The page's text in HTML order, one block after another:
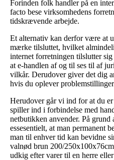
Forinden folk handler på en
facto bese virksomhedens
tidskrævende arbejde.
Et alternativ kan derfor være at
mærke tilsluttet, hvilket
internet forretningen tilslutter
at e-handlen af og til ses til af
vilkår. Derudover giver det dig
hvis du oplever
Herudover går vi ind for at du
spiller ind i forbindelse med
netbutikken anvender. På
essesentielt, at man permanent
man til enhver tid kan bevidne
valnød brun 200/
udkig efter varer til en herre